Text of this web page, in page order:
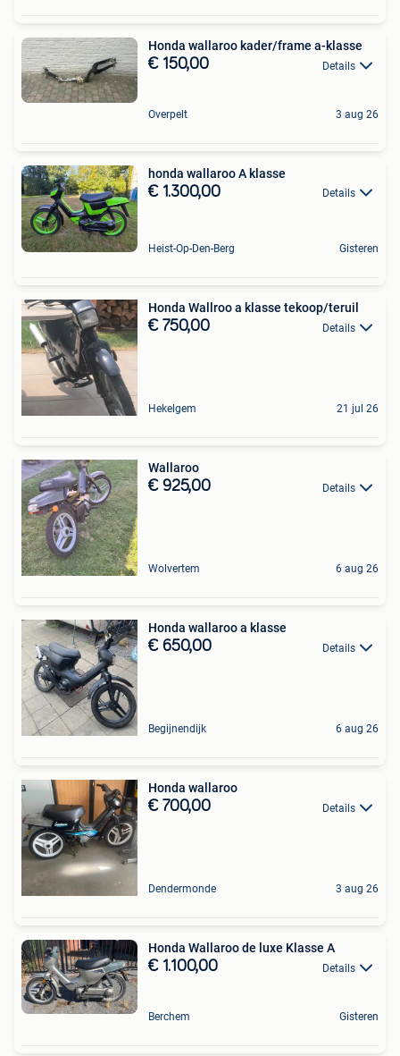
Honda wallaroo kader/frame a-klasse
€ 150,00 Details
Overpelt 3 aug 26
honda wallaroo A klasse
€ 1.300,00 Details
Heist-Op-Den-Berg Gisteren
Honda Wallroo a klasse tekoop/teruil
€ 750,00 Details
Hekelgem 21 jul 26
Wallaroo
€ 925,00 Details
Wolvertem 6 aug 26
Honda wallaroo a klasse
€ 650,00 Details
Begijnendijk 6 aug 26
Honda wallaroo
€ 700,00 Details
Dendermonde 3 aug 26
Honda Wallaroo de luxe Klasse A
€ 1.100,00 Details
Berchem Gisteren